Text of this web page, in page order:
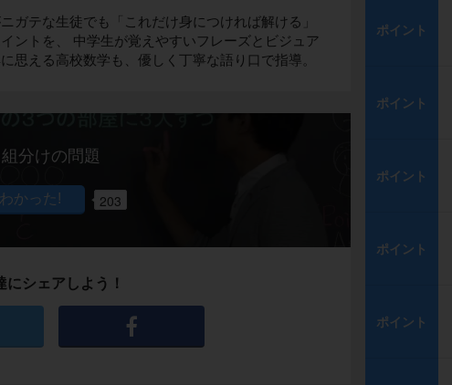
ガテな生徒でも「これだけ身につければ解ける」
ントを、 中学生が覚えやすいフレーズとビジュア
思える高校数学も、優しく丁寧な語り口で指導。
組分けの問題
203
にシェアしよう！
ポイント
ポイント
ポイント
ポイント
ポイント